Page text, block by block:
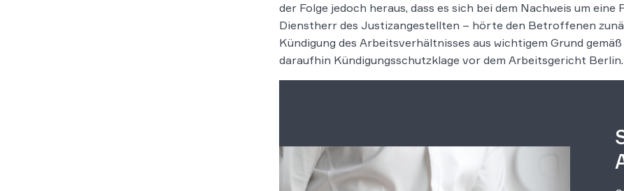
der Folge jedoch heraus, dass es sich bei dem Nachweis um
Dienstherr des Justizangestellten – hörte den Betroffenen
Kündigung des Arbeitsverhältnisses aus wichtigem Grund gemäß
daraufhin Kündigungsschutzklage vor dem Arbeitsgericht Berlin.